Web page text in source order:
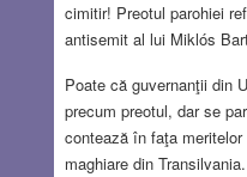
cimitir! Preotul parohiei
antisemit al lui Miklós
Poate că guvernanţii din
precum preotul, dar se
contează în faţa
maghiare din